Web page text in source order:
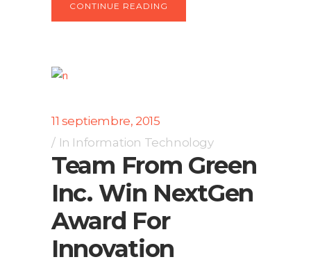
CONTINUE READING
11 septiembre, 2015
In Information Technology
Team From Green
Inc. Win NextGen
Award For
Innovation